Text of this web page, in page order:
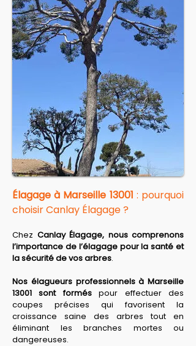
Élagage à Marseille 13001 : pourquoi
choisir Canlay Élagage ?
Chez Canlay Élagage, nous comprenons
l’importance de l’élagage pour la santé et
la sécurité de vos arbres.
Nos élagueurs professionnels à Marseille
13001
sont formés pour effectuer des
coupes précises qui favorisent la
croissance saine des arbres tout en
éliminant les branches mortes ou
dangereuses.